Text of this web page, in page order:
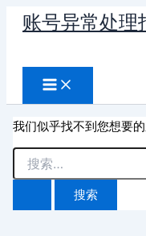
账号异常处理
索
我们似乎找不到您想要
搜
索：